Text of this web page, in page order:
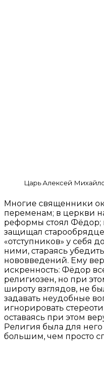
Царь Алексей
Многие священники
переменам; в церкви
реформы стоял Фёдор;
защищал
«отступников» у себя
ними, стараясь
нововведений. Ему
искренность: Фёдор
религиозен, но при
широту взглядов, не
задавать неудобные
игнорировать
оставаясь при этом
Религия была для
большим, чем просто